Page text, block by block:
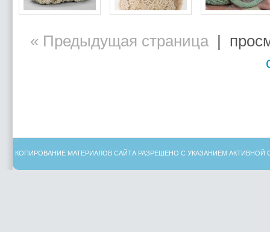
« Предыдущая страница|
КОПИРОВАНИЕ МАТЕРИАЛОВ САЙТА РАЗРЕШЕНО С УКАЗАНИЕМ АКТИВНОЙ